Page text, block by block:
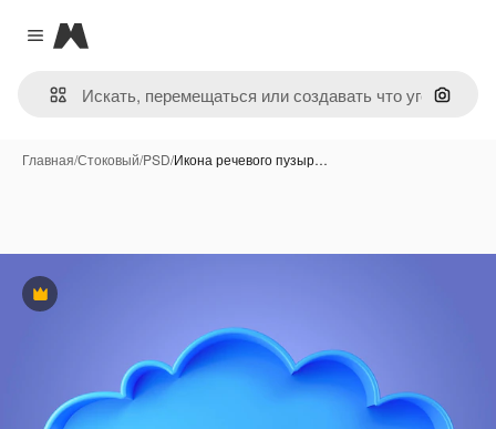
Close menu
Magnific
Поиск
Главная/Стоковый/PSD/Икона речевого пузыр…
Премиум